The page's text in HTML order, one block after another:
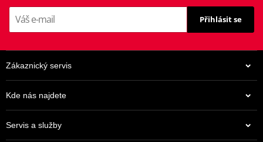
Přihlásit se
Zákaznický servis
Kde nás najdete
Servis a služby